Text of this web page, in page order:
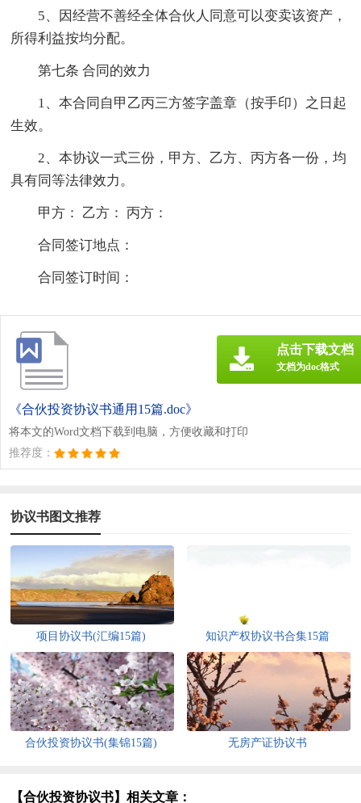
5、因经营不善经全体合伙人同意可以变卖该资产，
所得利益按均分配。
第七条 合同的效力
1、本合同自甲乙丙三方签字盖章（按手印）之日起
生效。
2、本协议一式三份，甲方、乙方、丙方各一份，均
具有同等法律效力。
甲方： 乙方： 丙方：
合同签订地点：
合同签订时间：
《合伙投资协议书通用15篇.doc》
将本文的Word文档下载到电脑，方便收藏和打印
推荐度：
点击下载文档
文档为doc格式
协议书图文推荐
项目协议书(汇编15篇) 知识产权协议书合集15篇
合伙投资协议书(集锦15篇) 无房产证协议书
【合伙投资协议书】相关文章：